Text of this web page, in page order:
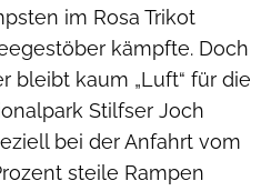
im Rosa Trikot
kämpfte. Doch
bleibt kaum „Luft“ für die
Stilfser Joch
bei der Anfahrt vom
steile Rampen